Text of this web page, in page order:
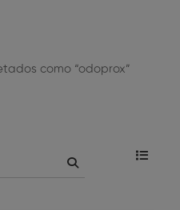
como “odoprox”